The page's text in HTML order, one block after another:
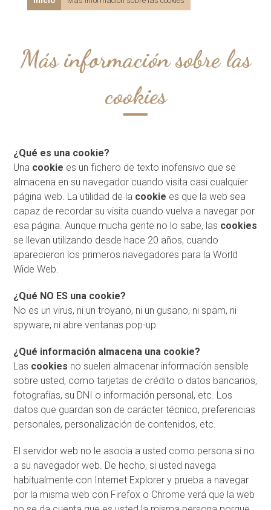
Más información sobre las
cookies
¿Qué es una cookie?
Una cookie es un fichero de texto inofensivo que se
almacena en su navegador cuando visita casi cualquier
página web. La utilidad de la cookie es que la web sea
capaz de recordar su visita cuando vuelva a navegar por
esa página. Aunque mucha gente no lo sabe, las cookies
se llevan utilizando desde hace 20 años, cuando
aparecieron los primeros navegadores para la World
Wide Web.
¿Qué NO ES una cookie?
No es un virus, ni un troyano, ni un gusano, ni spam, ni
spyware, ni abre ventanas pop-up.
¿Qué información almacena una cookie?
Las cookies no suelen almacenar información sensible
sobre usted, como tarjetas de crédito o datos bancarios,
fotografías, su DNI o información personal, etc. Los
datos que guardan son de carácter técnico, preferencias
personales, personalización de contenidos, etc.
El servidor web no le asocia a usted como persona si no
a su navegador web. De hecho, si usted navega
habitualmente con Internet Explorer y prueba a navegar
por la misma web con Firefox o Chrome verá que la web